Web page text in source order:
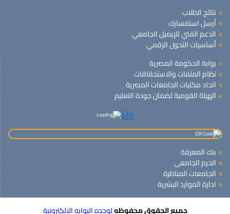
نتائج الطلاب
أرسل استفسارك
الدعم الفني للإيميل الجامعي
أساسيات التحول الرقمي
بوابة الحكومة المصرية
نظام الملفات والاستحقاقات
اتحاد مكتبات الجامعات المصرية
الهيئة القومية لضمان جودة التعليم
بنك المعرفة
الحرم الجامعى
الجامعات المناظرة
ادارة الموارد البشرية
جميع الحقوق محفوظهلوحده البوابه الالكترونية